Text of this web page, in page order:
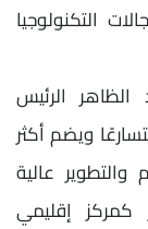
التكنولوجيا
الرئيس
ويضم أكثر
عالية
كمركز إقليمي